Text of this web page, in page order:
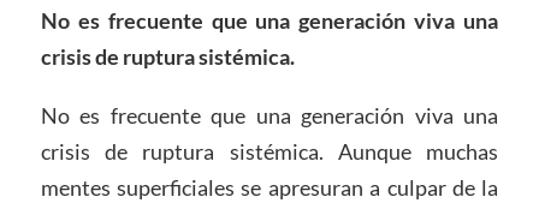
No es frecuente que una generación viva una
crisis de ruptura sistémica.
No es frecuente que una generación viva una
crisis de ruptura sistémica. Aunque muchas
mentes superficiales se apresuran a culpar de la